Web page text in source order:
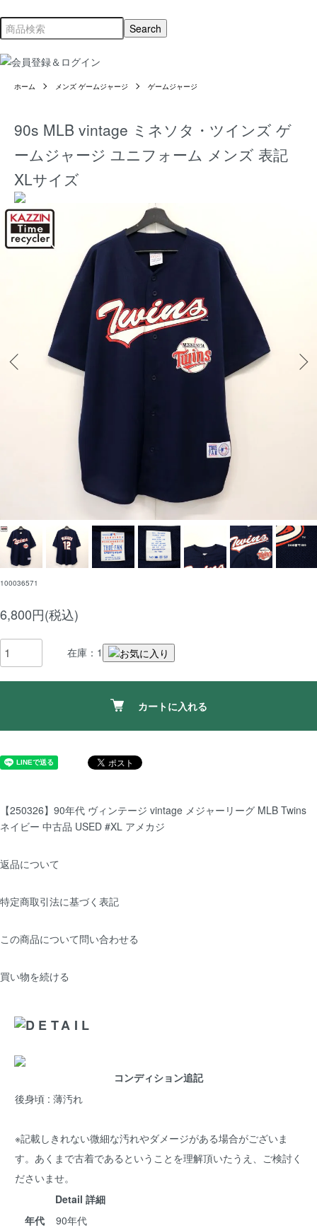
ホーム メンズ ゲームジャージ ゲームジャージ
90s MLB vintage ミネソタ・ツインズ ゲ
ームジャージ ユニフォーム メンズ 表記
XLサイズ
100036571
6,800円(税込)
在庫：1
カートに入れる
【250326】90年代 ヴィンテージ vintage メジャーリーグ MLB Twins
ネイビー 中古品 USED #XL アメカジ
返品について
特定商取引法に基づく表記
この商品について問い合わせる
買い物を続ける
コンディション追記
後身頃 : 薄汚れ
※記載しきれない微細な汚れやダメージがある場合がございま
す。あくまで古着であるということを理解頂いたうえ、ご検討く
ださいませ。
Detail 詳細
年代
90年代